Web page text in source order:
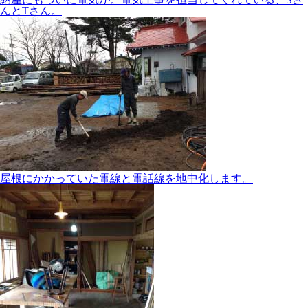
んとTさん。
屋根にかかっていた電線と電話線を地中化します。